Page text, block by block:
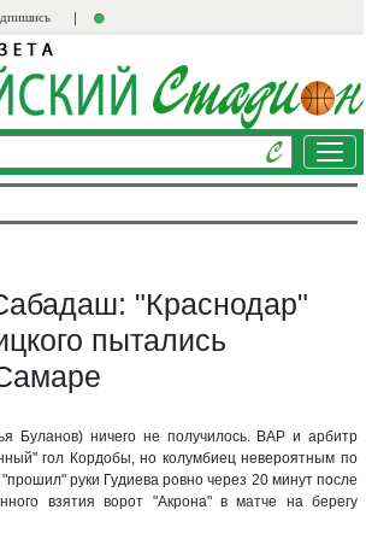
"Краснодар"
пытались
Буланов) ничего не получилось. ВАР и арбитр
гол Кордобы, но колумбиец невероятным по
руки Гудиева ровно через 20 минут после
взятия ворот "Акрона" в матче на берегу